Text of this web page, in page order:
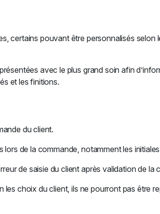
certains pouvant être personnalisés
avec le plus grand soin afin
et les finitions.
du client.
de la commande, notamment les
de saisie du client après validation de la
choix du client, ils ne pourront pas être